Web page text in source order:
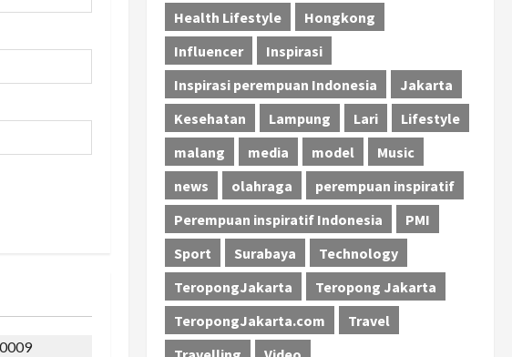
Health Lifestyle
Hongkong
Influencer
Inspirasi
Inspirasi perempuan Indonesia
Jakarta
Kesehatan
Lampung Lari
Lifestyle
malang
media model
Music
news
olahraga
perempuan inspiratif
Perempuan inspiratif Indonesia
PMI
Sport
Surabaya
Technology
TeropongJakarta
Teropong Jakarta
TeropongJakarta.com
Travel